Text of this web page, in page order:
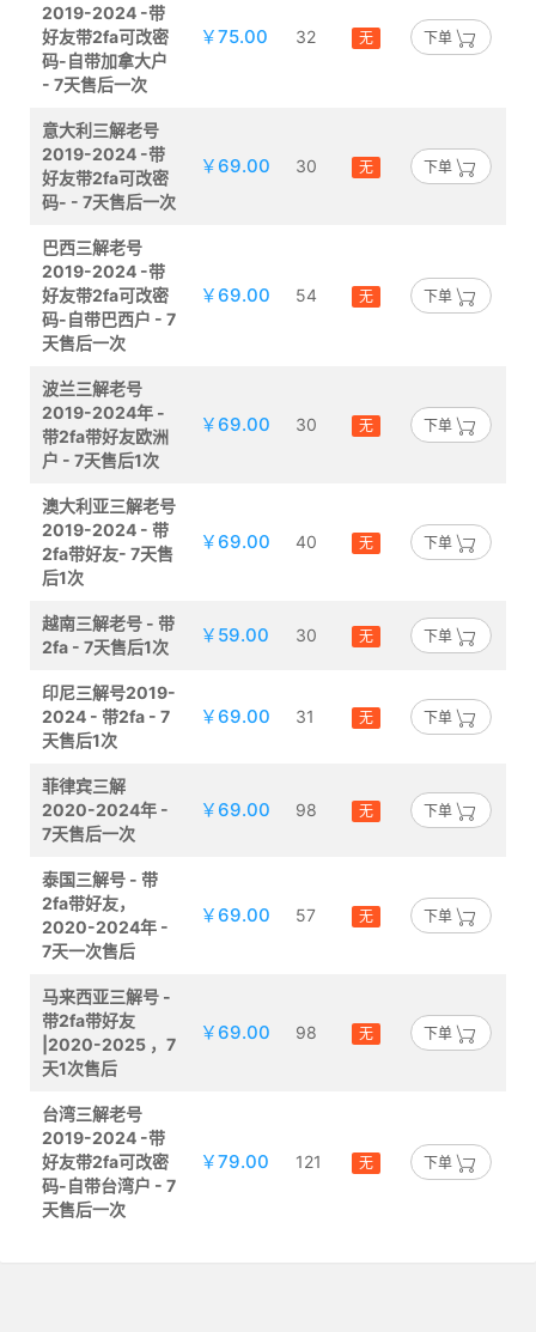
2019-2024 -带
好友带2fa可改密
码-自带加拿大户
- 7天售后一次
￥75.00 32 无 下单
意大利三解老号
2019-2024 -带
好友带2fa可改密
码- - 7天售后一次
￥69.00 30 无 下单
巴西三解老号
2019-2024 -带
好友带2fa可改密
码-自带巴西户 - 7
天售后一次
￥69.00 54 无 下单
波兰三解老号
2019-2024年 -
带2fa带好友欧洲
户 - 7天售后1次
￥69.00 30 无 下单
澳大利亚三解老号
2019-2024 - 带
2fa带好友- 7天售
后1次
￥69.00 40 无 下单
越南三解老号 - 带
2fa - 7天售后1次
￥59.00 30 无 下单
印尼三解号2019-
2024 - 带2fa - 7
天售后1次
￥69.00 31 无 下单
菲律宾三解
2020-2024年 -
7天售后一次
￥69.00 98 无 下单
泰国三解号 - 带
2fa带好友，
2020-2024年 -
7天一次售后
￥69.00 57 无 下单
马来西亚三解号 -
带2fa带好友
|2020-2025 ，7
天1次售后
￥69.00 98 无 下单
台湾三解老号
2019-2024 -带
好友带2fa可改密
码-自带台湾户 - 7
天售后一次
￥79.00 121 无 下单